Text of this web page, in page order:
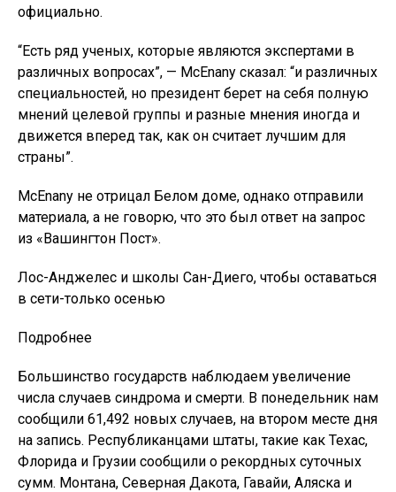
официально.
“Есть ряд ученых, которые являются экспертами в
различных вопросах”, — McEnany сказал: “и различных
специальностей, но президент берет на себя полную
мнений целевой группы и разные мнения иногда и
движется вперед так, как он считает лучшим для
страны”.
McEnany не отрицал Белом доме, однако отправили
материала, а не говорю, что это был ответ на запрос
из «Вашингтон Пост».
Лос-Анджелес и школы Сан-Диего, чтобы оставаться
в сети-только осенью
Подробнее
Большинство государств наблюдаем увеличение
числа случаев синдрома и смерти. В понедельник нам
сообщили 61,492 новых случаев, на втором месте дня
на запись. Республиканцами штаты, такие как Техас,
Флорида и Грузии сообщили о рекордных суточных
сумм. Монтана, Северная Дакота, Гавайи, Аляска и